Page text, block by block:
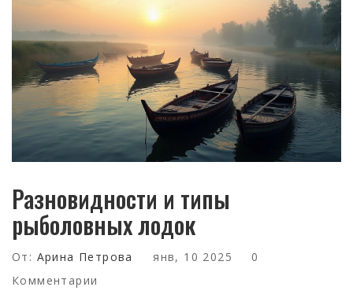
Разновидности и типы
рыболовных лодок
От: Арина Петрова янв, 10 2025
0
Комментарии